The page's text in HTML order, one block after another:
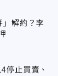
解約？李
停止買賣、